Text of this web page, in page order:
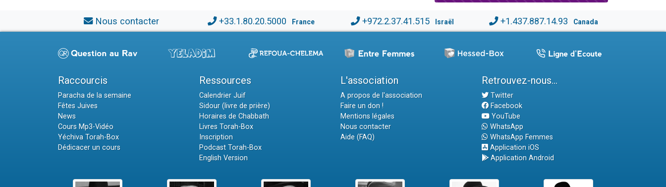
Nous contacter +33.1.80.20.5000 France +972.2.37.41.515 Israël +1.437.887.14.93 Canada
Raccourcis
Paracha de la semaine
Fêtes Juives
News
Cours Mp3-Vidéo
Yéchiva Torah-Box
Dédicacer un cours
Ressources
Calendrier Juif
Sidour (livre de prière)
Horaires de Chabbath
Livres Torah-Box
Inscription
Podcast Torah-Box
English Version
L'association
A propos de l'association
Faire un don !
Mentions légales
Nous contacter
Aide (FAQ)
Retrouvez-nous...
Twitter
Facebook
YouTube
WhatsApp
WhatsApp Femmes
Application iOS
Application Android